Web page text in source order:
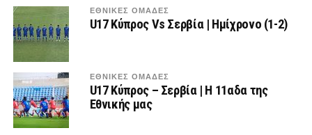
ΕΘΝΙΚΕΣ ΟΜΑΔΕΣ
U17 Κύπρος Vs Σερβία | Ημίχρονο (1-2)
ΕΘΝΙΚΕΣ ΟΜΑΔΕΣ
U17 Κύπρος – Σερβία | Η 11αδα της
Εθνικής μας